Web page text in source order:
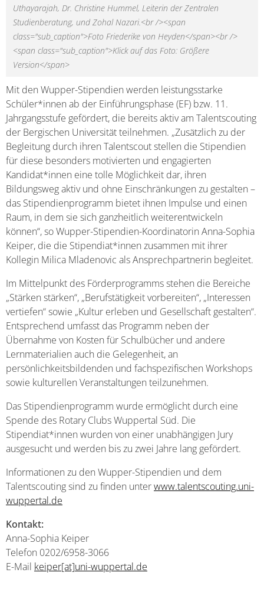
Uthayarajah, Dr. Christine Hummel, Leiterin der Zentralen
Studienberatung, und Zohal Nazari.<br /><span
class="sub_caption">Foto Friederike von Heyden</span><br />
<span class="sub_caption">Klick auf das Foto: Größere
Version</span>
Mit den Wupper-Stipendien werden leistungsstarke
Schüler*innen ab der Einführungsphase (EF) bzw. 11.
Jahrgangsstufe gefördert, die bereits aktiv am Talentscouting
der Bergischen Universität teilnehmen. „Zusätzlich zu der
Begleitung durch ihren Talentscout stellen die Stipendien
für diese besonders motivierten und engagierten
Kandidat*innen eine tolle Möglichkeit dar, ihren
Bildungsweg aktiv und ohne Einschränkungen zu gestalten –
das Stipendienprogramm bietet ihnen Impulse und einen
Raum, in dem sie sich ganzheitlich weiterentwickeln
können“, so Wupper-Stipendien-Koordinatorin Anna-Sophia
Keiper, die die Stipendiat*innen zusammen mit ihrer
Kollegin Milica Mladenovic als Ansprechpartnerin begleitet.
Im Mittelpunkt des Förderprogramms stehen die Bereiche
„Stärken stärken“, „Berufstätigkeit vorbereiten“, „Interessen
vertiefen“ sowie „Kultur erleben und Gesellschaft gestalten“.
Entsprechend umfasst das Programm neben der
Übernahme von Kosten für Schulbücher und andere
Lernmaterialien auch die Gelegenheit, an
persönlichkeitsbildenden und fachspezifischen Workshops
sowie kulturellen Veranstaltungen teilzunehmen.
Das Stipendienprogramm wurde ermöglicht durch eine
Spende des Rotary Clubs Wuppertal Süd. Die
Stipendiat*innen wurden von einer unabhängigen Jury
ausgesucht und werden bis zu zwei Jahre lang gefördert.
Informationen zu den Wupper-Stipendien und dem
Talentscouting sind zu finden unterwww.talentscouting.uni-
wuppertal.de
Kontakt:
Anna-Sophia Keiper
Telefon 0202/6958-3066
E-Mail keiper[at]uni-wuppertal.de